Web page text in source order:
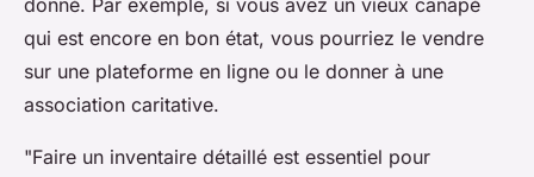
donné. Par exemple, si vous avez un vieux canapé
qui est encore en bon état, vous pourriez le vendre
sur une plateforme en ligne ou le donner à une
association caritative.
"Faire un inventaire détaillé est essentiel pour